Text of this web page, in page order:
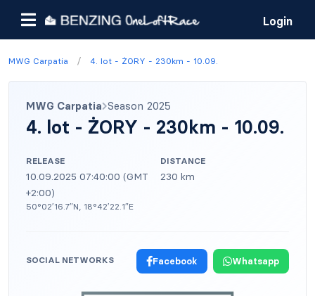
Login
MWG Carpatia / 4. lot - ŻORY - 230km - 10.09.
MWG Carpatia Season 2025
4. lot - ŻORY - 230km - 10.09.
RELEASE
10.09.2025 07:40:00 (GMT
+2:00)
50°02′16.7″N, 18°42′22.1″E
DISTANCE
230 km
SOCIAL NETWORKS Facebook Whatsapp